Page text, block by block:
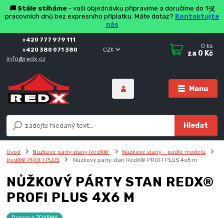
🚚 Stále stíháme - vaši objednávku připravíme a doručíme do 1-2
pracovních dnů bez expresního příplatku. Máte dotaz? Kontaktujte
nás
Menu
CZK
Hledat
+420 777 979 111
+420 380 071 380
info@redx.cz
0 ks
za 0 Kč
Úvod Nůžkové párty stany RedX®
Nůžkové stany - podle modelu
RedX® PROFI PLUS
Nůžkový párty stan RedX® PROFI PLUS 4x6 m
NŮŽKOVÝ PÁRTY STAN REDX®
PROFI PLUS 4X6 M